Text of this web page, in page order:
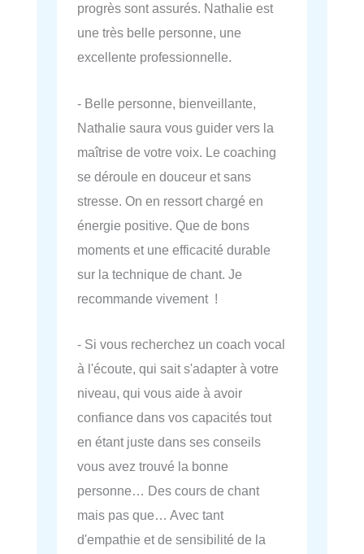
progrès sont assurés. Nathalie est
une très belle personne, une
excellente professionnelle.
- Belle personne, bienveillante,
Nathalie saura vous guider vers la
maîtrise de votre voix. Le coaching
se déroule en douceur et sans
stresse. On en ressort chargé en
énergie positive. Que de bons
moments et une efficacité durable
sur la technique de chant. Je
recommande vivement !
- Si vous recherchez un coach vocal
à l'écoute, qui sait s'adapter à votre
niveau, qui vous aide à avoir
confiance dans vos capacités tout
en étant juste dans ses conseils
vous avez trouvé la bonne
personne… Des cours de chant
mais pas que… Avec tant
d'empathie et de sensibilité de la